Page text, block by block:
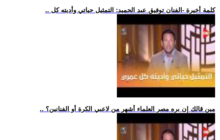
.. كلمة أخيرة -الفنان توفيق عبد الحميد: التمثيل حياتي وأديته كل
.. مين قالك إن بره مصر العلماء أشهر من لاعبي الكرة أو الفنانين؟